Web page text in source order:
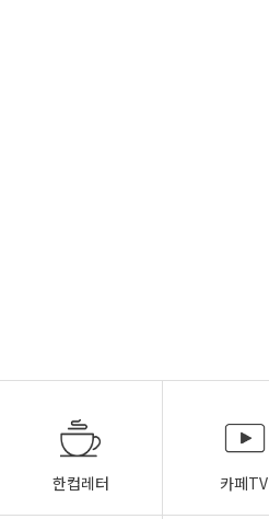
한컵레터 카페TV